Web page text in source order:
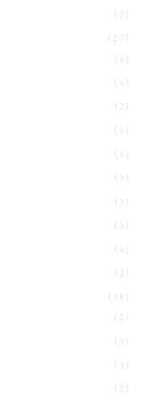
(2)
(27)
(4)
(4)
(2)
(3)
(3)
(3)
(4)
(2)
(38)
(2)
(3)
(3)
(2)